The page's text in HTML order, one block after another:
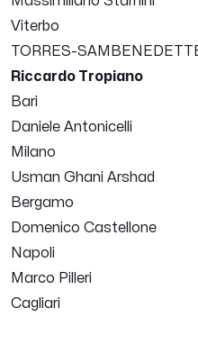
Viterbo
TORRES-
Riccardo Tropiano
Bari
Daniele Antonicelli
Milano
Usman Ghani Arshad
Bergamo
Domenico Castellone
Napoli
Marco Pilleri
Cagliari